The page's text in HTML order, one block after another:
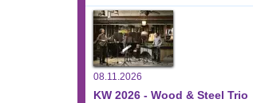
08.11.2026
KW 2026 - Wood & Steel Trio